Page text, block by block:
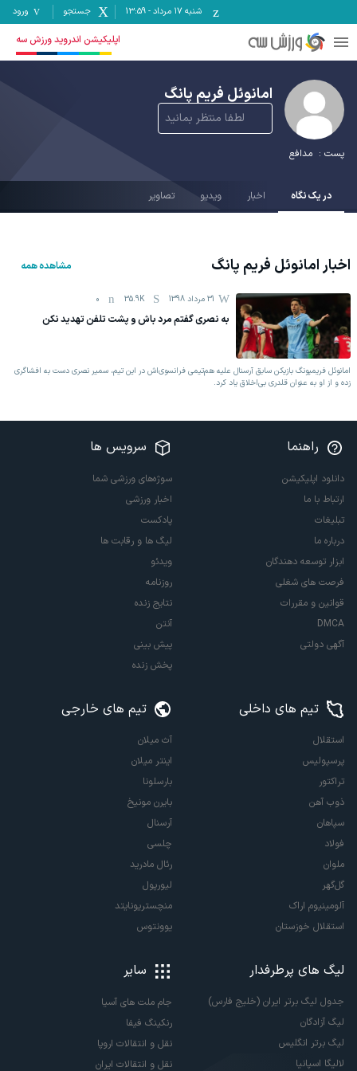
شنبه ۱۷ مرداد -
13:59 جستجو ورود
اپلیکیشن اندروید ورزش سه
امانوئل فریم پانگ
لطفا منتظر بمانید
پست : مدافع
در یک نگاه اخبار ویدیو تصاویر
اخبارامانوئل فریم پانگ مشاهده همه
31 مرداد 1398 35.9K
0
به نصری گفتم مرد باش و پشت تلفن تهدید نکن
امانوئل فریمپونگ بازیکن سابق آرسنال علیه هم‌تیمی فرانسوی‌اش در این تیم، سمیر نصری دست به افشاگری
زده و از او به عنوان قلدری بی‌اخلاق یاد کرد.
راهنما
دانلود اپلیکیشن
ارتباط با ما
تبلیغات
درباره ما
ابزار توسعه دهندگان
فرصت های شغلی
قوانین و مقررات
DMCA
آگهی دولتی
سرویس ها
سوژه‌های ورزشی شما
اخبار ورزشی
پادکست
لیگ ها و رقابت ها
ویدئو
روزنامه
نتایج زنده
آنتن
پیش بینی
پخش زنده
تیم های داخلی
استقلال
پرسپولیس
تراکتور
ذوب آهن
سپاهان
فولاد
ملوان
گل‌گهر
آلومینیوم اراک
استقلال خوزستان
تیم های خارجی
آث میلان
اینتر میلان
بارسلونا
بایرن مونیخ
آرسنال
چلسی
رئال مادرید
لیورپول
منچستریونایتد
یوونتوس
لیگ های پرطرفدار
جدول لیگ برتر ایران (خلیج فارس)
لیگ آزادگان
لیگ برتر انگلیس
لالیگا اسپانیا
سایر
جام ملت های آسیا
رنکینگ فیفا
نقل و انتقالات اروپا
نقل و انتقالات ایران